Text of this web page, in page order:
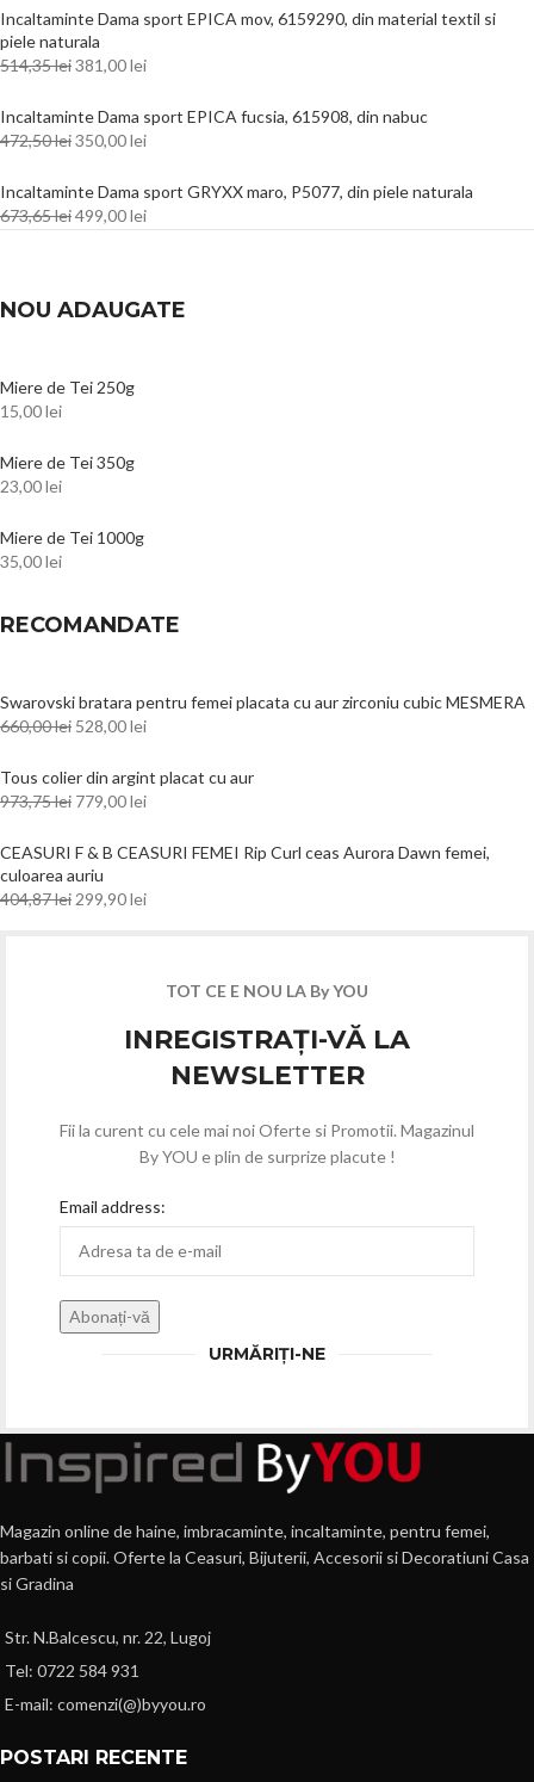
Incaltaminte Dama sport EPICA mov, 6159290, din material textil si
piele naturala
514,35lei381,00lei
Incaltaminte Dama sport EPICA fucsia, 615908, din nabuc
472,50lei350,00lei
Incaltaminte Dama sport GRYXX maro, P5077, din piele naturala
673,65lei499,00lei
NOU ADAUGATE
Miere de Tei 250g
15,00lei
Miere de Tei 350g
23,00lei
Miere de Tei 1000g
35,00lei
RECOMANDATE
Swarovski bratara pentru femei placata cu aur zirconiu cubic MESMERA
660,00lei 528,00lei
Tous colier din argint placat cu aur
973,75lei 779,00lei
CEASURI F & B CEASURI FEMEI Rip Curl ceas Aurora Dawn femei,
culoarea auriu
404,87lei 299,90lei
TOT CE E NOU LA By YOU
INREGISTRAȚI-VĂ LA
NEWSLETTER
Fii la curent cu cele mai noi Oferte si Promotii. Magazinul
By YOU e plin de surprize placute !
Email address:
URMĂRIȚI-NE
Magazin online de haine, imbracaminte, incaltaminte, pentru femei,
barbati si copii. Oferte la Ceasuri, Bijuterii, Accesorii si Decoratiuni Casa
si Gradina
Str. N.Balcescu, nr. 22, Lugoj
Tel: 0722 584 931
E-mail: comenzi(@)byyou.ro
POSTARI RECENTE